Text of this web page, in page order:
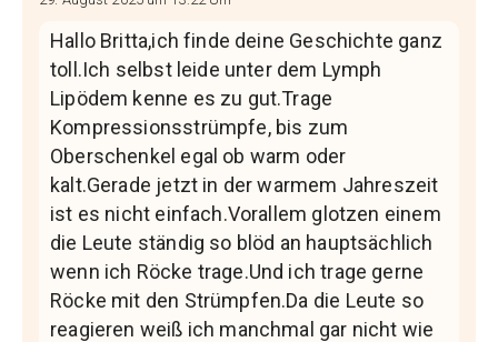
Hallo Britta,ich finde deine Geschichte ganz
toll.Ich selbst leide unter dem Lymph
Lipödem kenne es zu gut.Trage
Kompressionsstrümpfe, bis zum
Oberschenkel egal ob warm oder
kalt.Gerade jetzt in der warmem Jahreszeit
ist es nicht einfach.Vorallem glotzen einem
die Leute ständig so blöd an hauptsächlich
wenn ich Röcke trage.Und ich trage gerne
Röcke mit den Strümpfen.Da die Leute so
reagieren weiß ich manchmal gar nicht wie